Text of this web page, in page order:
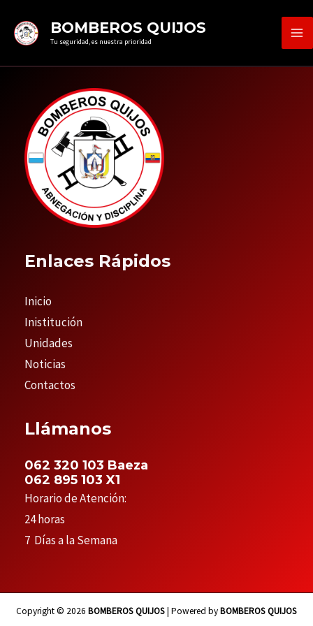
BOMBEROS QUIJOS
Tu seguridad, es nuestra prioridad
Enlaces Rápidos
Inicio
Inistitución
Unidades
Noticias
Contactos
Llámanos
062 320 103 Baeza
062 895 103 X1
Horario de Atención:
24 horas
7 Días a la Semana
Copyright © 2026 BOMBEROS QUIJOS| Powered byBOMBEROS QUIJOS